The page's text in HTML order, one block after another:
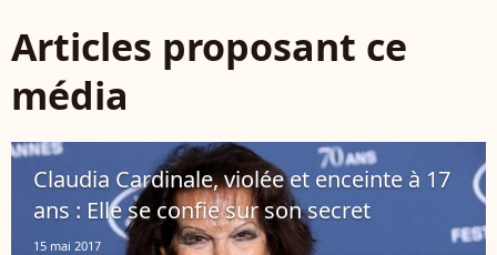
Articles proposant ce
média
Claudia Cardinale, violée et enceinte à 17
ans : Elle se confie sur son secret
15 mai 2017